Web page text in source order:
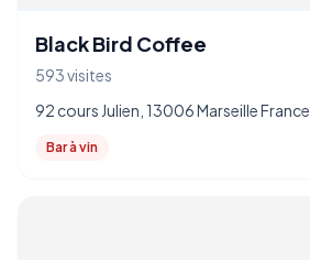
Black Bird Coffee
593 visites
92 cours Julien, 13006 Marseille France
Bar à vin